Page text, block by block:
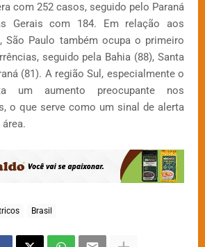
com 252 casos, seguido pelo Paraná
Gerais com 184. Em relação aos
São Paulo também ocupa o primeiro
seguido pela Bahia (88), Santa
(81). A região Sul, especialmente o
um aumento preocupante nos
o que serve como um sinal de alerta
Brasil